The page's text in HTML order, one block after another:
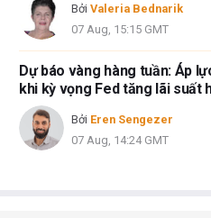
Bởi Valeria Bednarik
07 Aug, 15:15 GMT
Dự báo vàng hàng tuần: Áp
khi kỳ vọng Fed tăng lãi suất
Bởi Eren Sengezer
07 Aug, 14:24 GMT